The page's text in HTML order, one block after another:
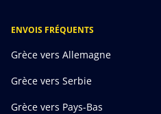
ENVOIS FRÉQUENTS
Grèce vers Allemagne
Grèce vers Serbie
Grèce vers Pays-Bas